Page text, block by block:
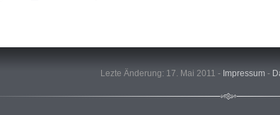
Lezte Änderung: 17. Mai 2011 - Impressum -